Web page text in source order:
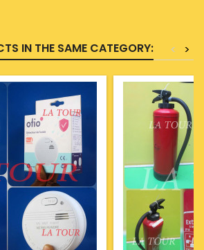
IN THE SAME CATEGORY: >
<